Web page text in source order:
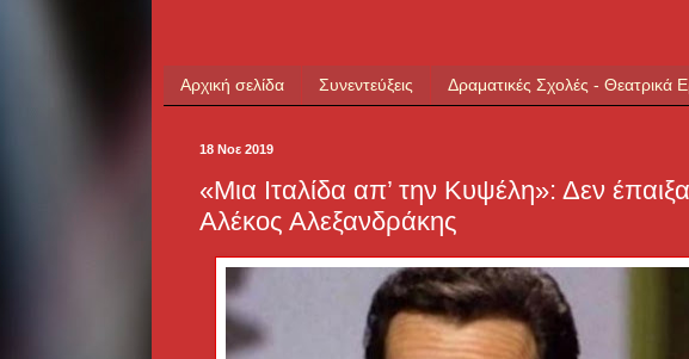
Αρχική σελίδα Συνεντεύξεις Δραματικές Σχολές - Θεατρικά
18 Νοε 2019
«Μια Ιταλίδα απ’ την Κυψέλη»: Δεν
Αλέκος Αλεξανδράκης